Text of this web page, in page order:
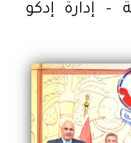
– إدارة إدكو